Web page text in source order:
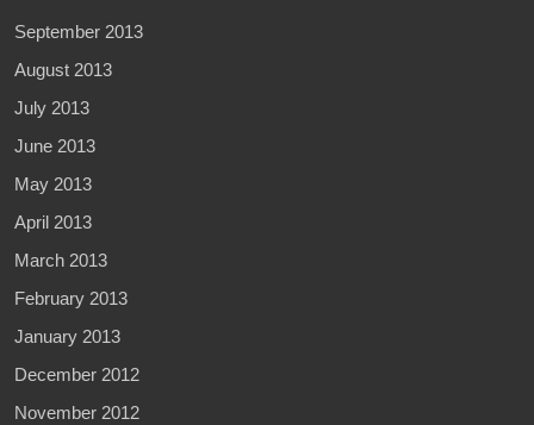
September 2013
August 2013
July 2013
June 2013
May 2013
April 2013
March 2013
February 2013
January 2013
December 2012
November 2012